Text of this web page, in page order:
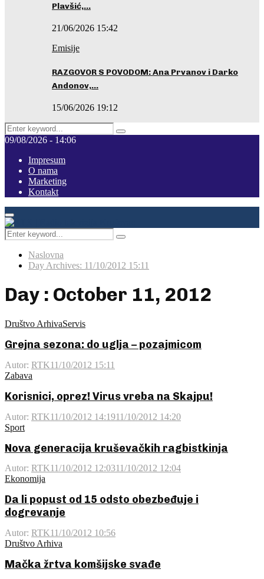
Plavšić,…
21/06/2026 15:42
Emisije
RAZGOVOR S POVODOM: Ana Prvanov i Darko
Andonov,…
15/06/2026 19:12
Search
for:
Pretraga
09/08/2026 - 14:06
Impresum
O nama
Marketing
Kontakt
Facebook
Instagram
Youtube
Primary
Menu
Search
for:
Pretraga
Naslovna
Day Archives: 11/10/2012 15:11
Day : October 11, 2012
Društvo ArhivaServis
Grejna sezona: do uglja – pozajmicom
Autor: RTK11/10/2012 15:11
Zabava
Korisnici, oprez! Virus vreba na Skajpu!
Autor: RTK11/10/2012 14:1911/10/2012 14:20
Sport
Nova generacija kruševačkih ragbistkinja
Autor: RTK11/10/2012 12:0311/10/2012 12:04
Ekonomija
Da li popust od 15 odsto obezbeđuje i
dogrevanje
Autor: RTK11/10/2012 10:56
Društvo Arhiva
Mačka žrtva komšijske svađe